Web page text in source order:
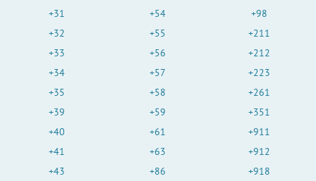
+31
+32
+33
+34
+35
+39
+40
+41
+43
+54
+55
+56
+57
+58
+59
+61
+63
+86
+98
+211
+212
+223
+261
+351
+911
+912
+918